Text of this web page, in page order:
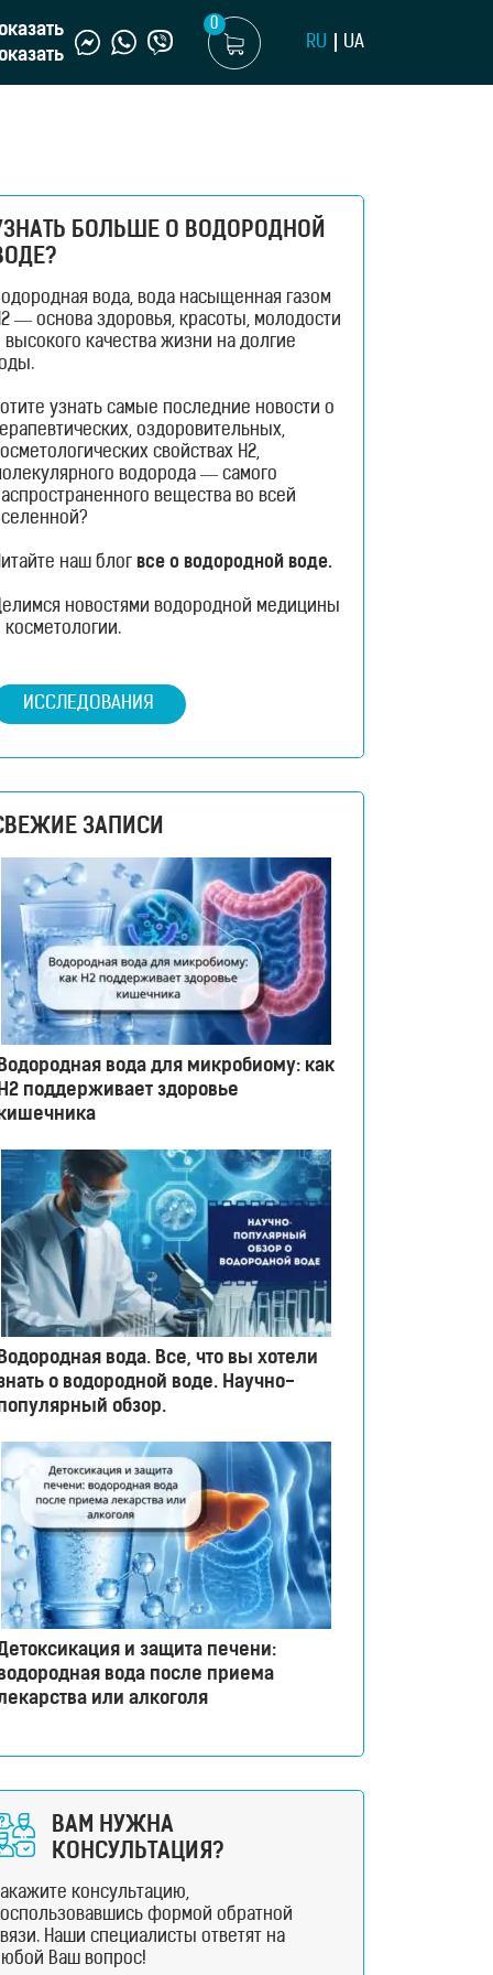
0
RU UA
БОЛЬШЕ О ВОДОРОДНОЙ
вода, вода насыщенная газом
— основа здоровья, красоты, молодости
высокого качества жизни на долгие
узнать самые последние новости о
оздоровительных,
свойствах H2,
водорода — самого
вещества во всей
наш блог все о водородной воде.
новостями водородной медицины
косметологии.
ИССЛЕДОВАНИЯ
ЗАПИСИ
Водородная вода для микробиому: как
H2 поддерживает здоровье
Водородная вода. Все, что вы хотели
о водородной воде. Научно-
обзор.
и защита печени:
вода после приема
или алкоголя
ВАМ НУЖНА
КОНСУЛЬТАЦИЯ?
консультацию,
формой обратной
Наши специалисты ответят на
Ваш вопрос!